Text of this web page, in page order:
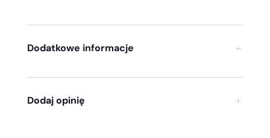
Dodatkowe informacje
Dodaj opinię